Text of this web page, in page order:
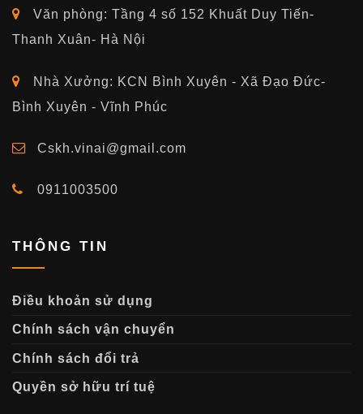
Văn phòng: Tầng 4 số 152 Khuất Duy Tiến-
Thanh Xuân- Hà Nội
Nhà Xưởng: KCN Bình Xuyên - Xã Đạo Đức-
Bình Xuyên - Vĩnh Phúc
Cskh.vinai@gmail.com
0911003500
THÔNG TIN
Điều khoản sử dụng
Chính sách vận chuyển
Chính sách đổi trả
Quyền sở hữu trí tuệ